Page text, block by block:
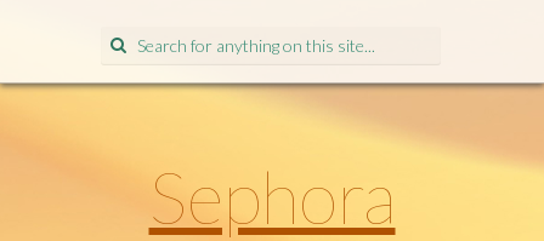
Search
for:
Sephora